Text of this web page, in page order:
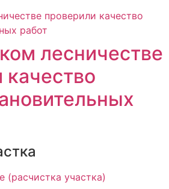
лесничестве
(расчистка участка)